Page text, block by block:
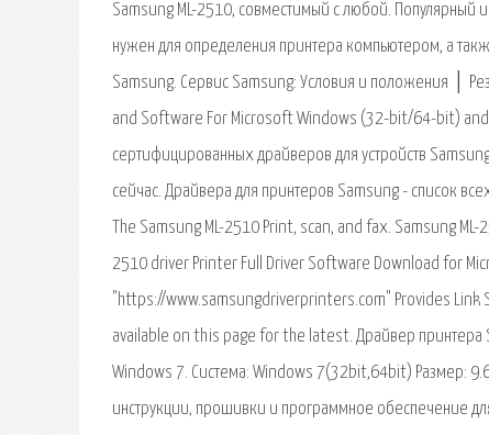
Samsung ML-2510, совместимый с любой. Популярный
нужен для определения принтера компьютером, а
Samsung. Сервис Samsung: Условия и положения │
and Software For Microsoft Windows (32-bit/64-bit) and
сертифицированных драйверов для устройств
сейчас. Драйвера для принтеров Samsung - список
The Samsung ML-2510 Print, scan, and fax. Samsung
2510 driver Printer Full Driver Software Download for
"https://www.samsungdriverprinters.com" Provides Link
available on this page for the latest. Драйвер принтера
Windows 7. Система: Windows 7(32bit,64bit) Размер:
инструкции, прошивки и программное обеспечение